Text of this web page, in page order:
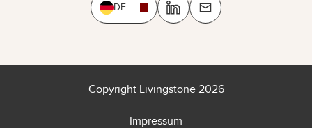
DE
Copyright Livingstone 2026
Impressum